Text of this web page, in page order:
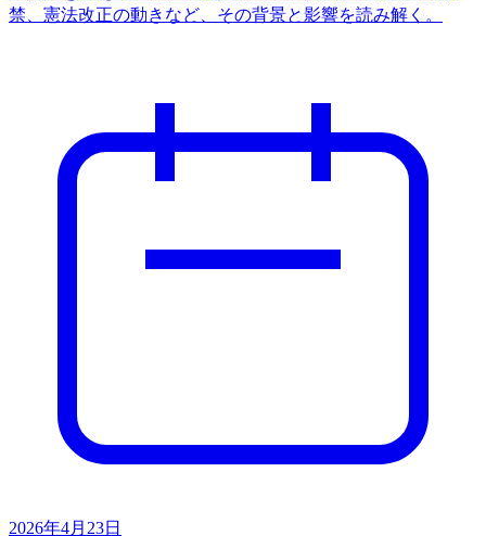
禁、憲法改正の動きなど、その背景と影響を読み解く。
2026年4月23日